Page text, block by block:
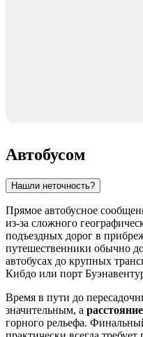
Автобусом
Нашли неточность?
Прямое автобусное
из-за сложного
подъездных дорог в
путешественники обычно
автобусах до крупных
Кибдо или порт
Время в пути до
значительным, а расстояние
горного рельефа.